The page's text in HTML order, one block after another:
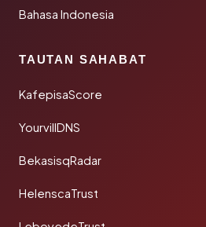
Bahasa Indonesia
TAUTAN SAHABAT
KafepisaScore
YourvillDNS
BekasisqRadar
HelenscaTrust